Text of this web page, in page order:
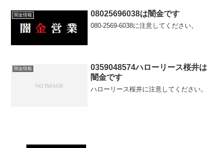
闇金情報 08025696038は闇金です
080-2569-6038に注意してください。
闇金情報
0359048574ハローリース桜井は
闇金です
ハローリース桜井に注意してください。